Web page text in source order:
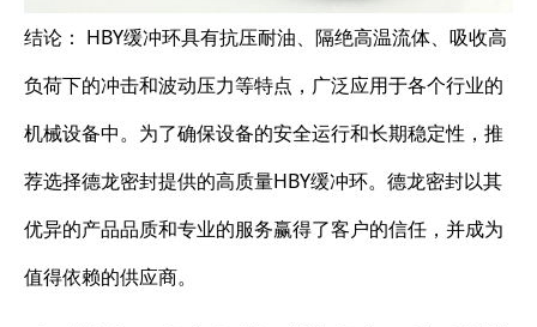
结论： HBY缓冲环具有抗压耐油、隔绝高温流体、吸收高
负荷下的冲击和波动压力等特点，广泛应用于各个行业的
机械设备中。为了确保设备的安全运行和长期稳定性，推
荐选择德龙密封提供的高质量HBY缓冲环。德龙密封以其
优异的产品品质和专业的服务赢得了客户的信任，并成为
值得依赖的供应商。